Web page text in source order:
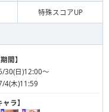
特殊スコアUP
間】
30(日)12:00〜
4(木)11:59
ャラ】